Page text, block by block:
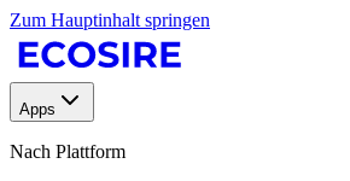
Zum Hauptinhalt springen
Apps
Nach Plattform